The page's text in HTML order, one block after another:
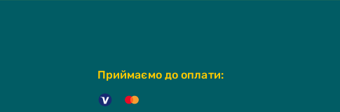
Приймаємо до оплати: